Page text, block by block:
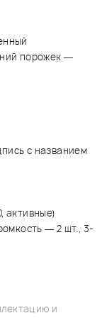
порожек —
с названием
активные)
— 2 шт., 3-
и